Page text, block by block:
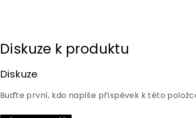
Diskuze
Buďte první, kdo napíše příspěvek k této